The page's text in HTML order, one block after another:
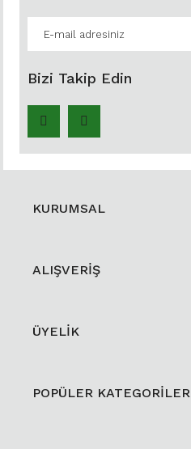
Bizi Takip Edin
KURUMSAL
ALIŞVERİŞ
ÜYELİK
POPÜLER KATEGORİLER